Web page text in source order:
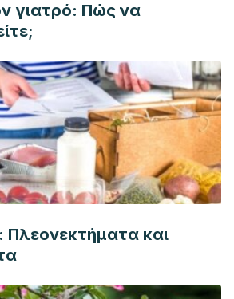
γιατρό: Πώς να
Πλεονεκτήματα και